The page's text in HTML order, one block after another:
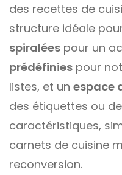
des recettes de
structure idéale
spiralées pour un
prédéfinies pour
listes, et un espace
des étiquettes ou
caractéristiques,
carnets de cuisine
reconversion.